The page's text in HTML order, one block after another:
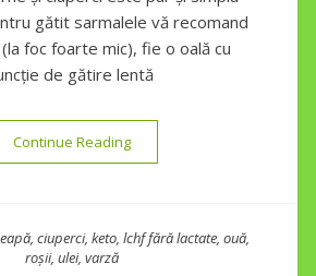
gătit sarmalele vă recomand
foc foarte mic), fie o oală cu
de gătire lentă
Continue Reading“Sarmale în foi de varză
, ciuperci, keto, lchf fără lactate, ouă,
roșii, ulei, varză